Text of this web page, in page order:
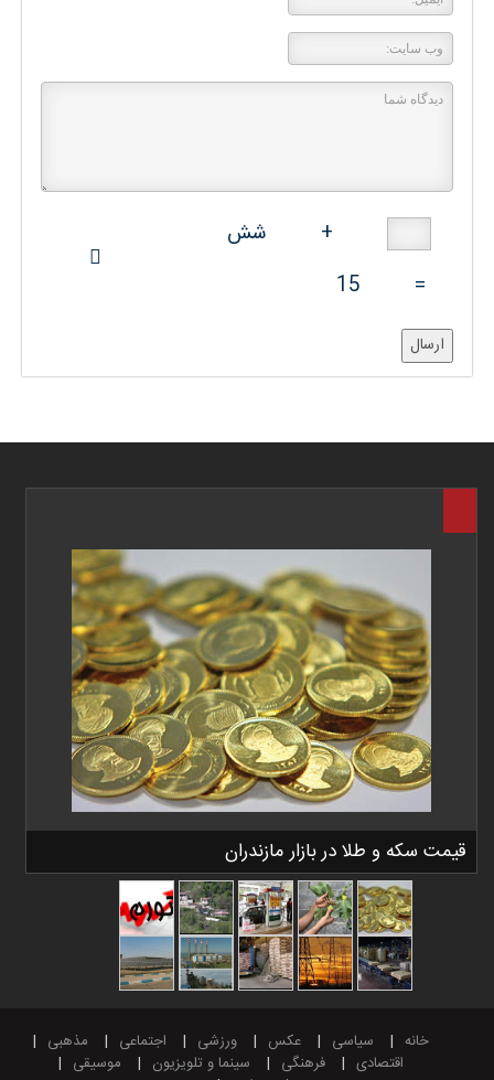
+
شش
=
15
ارسال
قیمت سکه و طلا در بازار مازندران
خانه سیاسی عکس ورزشی اجتماعی
مذهبی
اقتصادی
فرهنگی سینما و تلویزیون
موسیقی